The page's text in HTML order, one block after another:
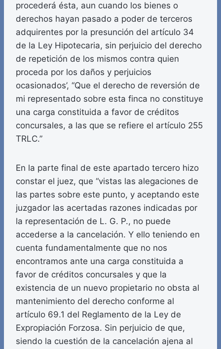
procederá ésta, aun cuando los bienes o
derechos hayan pasado a poder de terceros
adquirentes por la presunción del artículo 34
de la Ley Hipotecaria, sin perjuicio del derecho
de repetición de los mismos contra quien
proceda por los daños y perjuicios
ocasionados’, “Que el derecho de reversión de
mi representado sobre esta finca no constituye
una carga constituida a favor de créditos
concursales, a las que se refiere el artículo 255
TRLC.”
En la parte final de este apartado tercero hizo
constar el juez, que “vistas las alegaciones de
las partes sobre este punto, y aceptando este
juzgador las acertadas razones indicadas por
la representación de L. G. P., no puede
accederse a la cancelación. Y ello teniendo en
cuenta fundamentalmente que no nos
encontramos ante una carga constituida a
favor de créditos concursales y que la
existencia de un nuevo propietario no obsta al
mantenimiento del derecho conforme al
artículo 69.1 del Reglamento de la Ley de
Expropiación Forzosa. Sin perjuicio de que,
siendo la cuestión de la cancelación ajena al